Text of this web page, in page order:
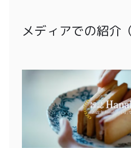
メディアでの紹介